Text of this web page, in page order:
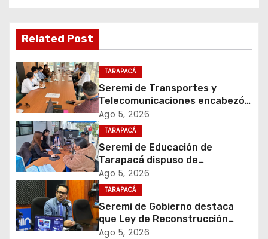
a
c
i
ó
n
d
e
e
Related Post
TARAPACÁ
Seremi de Transportes y
Telecomunicaciones encabezó
primera mesa de coordinación
para el retiro de cables en
desuso en Iquique
Ago 5, 2026
TARAPACÁ
Seremi de Educación de
Tarapacá dispuso de
facilitadores para apoyar
proceso de Admisión Escolar
2027
Ago 5, 2026
TARAPACÁ
Seremi de Gobierno destaca
que Ley de Reconstrucción
Nacional impulsará la inversión
Ago 5, 2026